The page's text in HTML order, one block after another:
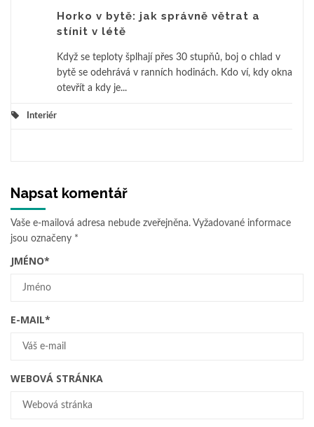
Horko v bytě: jak správně větrat a
stínit v létě
Když se teploty šplhají přes 30 stupňů, boj o chlad v
bytě se odehrává v ranních hodinách. Kdo ví, kdy okna
otevřít a kdy je...
Interiér
Napsat komentář
Vaše e-mailová adresa nebude zveřejněna. Vyžadované informace
jsou označeny *
JMÉNO*
E-MAIL*
WEBOVÁ STRÁNKA